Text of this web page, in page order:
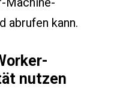
abrufen kann.
nutzen